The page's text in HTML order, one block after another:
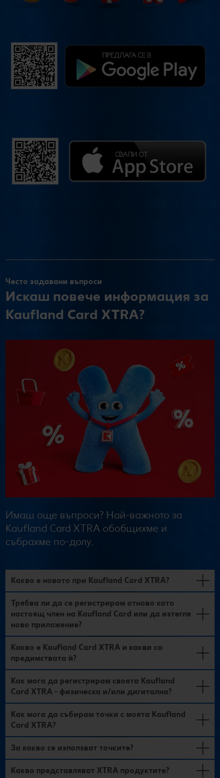
Често задавани въпроси
Искаш повече информация за
Kaufland Card XTRA?
Имаш още въпроси? Най-важното за
Kaufland Card XTRA обобщихме и
събрахме по-долу.
Какво е новото при Kaufland Card XTRA?
Трябва ли да се регистрирам отново като
настоящ член на Kaufland Card или да изтегля
ново приложение?
Какво е Kaufland Card XTRA и какви са
предимствата ѝ?
Как мога да регистрирам своята Kaufland
Card XTRA - физическа и/или дигитална?
Как мога да събирам точки с моята Kaufland
Card XTRA?
За какво се използват точките?
Какво представляват XTRA продуктите?